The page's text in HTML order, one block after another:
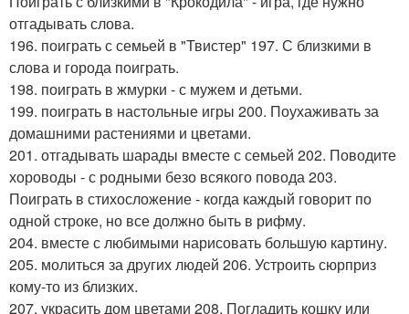
отгадывать слова.
196. поиграть с семьей в "Твистер" 197. С близкими в
слова и города поиграть.
198. поиграть в жмурки - с мужем и детьми.
199. поиграть в настольные игры 200. Поухаживать за
домашними растениями и цветами.
201. отгадывать шарады вместе с семьей 202. Поводите
хороводы - с родными безо всякого повода 203.
Поиграть в стихосложение - когда каждый говорит по
одной строке, но все должно быть в рифму.
204. вместе с любимыми нарисовать большую картину.
205. молиться за других людей 206. Устроить сюрприз
кому-то из близких.
207. украсить дом цветами 208. Погладить кошку или